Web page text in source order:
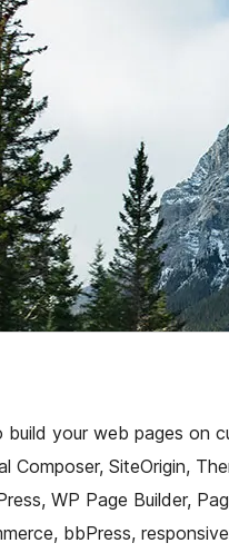
your web pages on
Composer, SiteOrigin,
WP Page Builder,
bbPress,